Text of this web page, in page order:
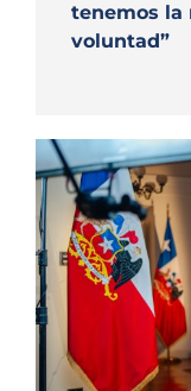
tenemos la
voluntad”